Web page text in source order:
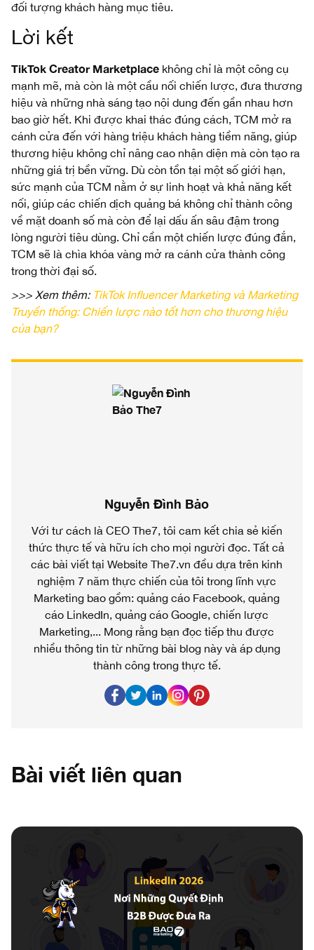
đối tượng khách hàng mục tiêu.
Lời kết
TikTok Creator Marketplace không chỉ là một công cụ
mạnh mẽ, mà còn là một cầu nối chiến lược, đưa thương
hiệu và những nhà sáng tạo nội dung đến gần nhau hơn
bao giờ hết. Khi được khai thác đúng cách, TCM mở ra
cánh cửa đến với hàng triệu khách hàng tiềm năng, giúp
thương hiệu không chỉ nâng cao nhận diện mà còn tạo ra
những giá trị bền vững. Dù còn tồn tại một số giới hạn,
sức mạnh của TCM nằm ở sự linh hoạt và khả năng kết
nối, giúp các chiến dịch quảng bá không chỉ thành công
về mặt doanh số mà còn để lại dấu ấn sâu đậm trong
lòng người tiêu dùng. Chỉ cần một chiến lược đúng đắn,
TCM sẽ là chìa khóa vàng mở ra cánh cửa thành công
trong thời đại số.
>>> Xem thêm: TikTok Influencer Marketing và Marketing
Truyền thống: Chiến lược nào tốt hơn cho thương hiệu
của bạn?
Nguyễn Đình Bảo
Với tư cách là CEO The7, tôi cam kết chia sẻ kiến
thức thực tế và hữu ích cho mọi người đọc. Tất cả
các bài viết tại Website The7.vn đều dựa trên kinh
nghiệm 7 năm thực chiến của tôi trong lĩnh vực
Marketing bao gồm: quảng cáo Facebook, quảng
cáo LinkedIn, quảng cáo Google, chiến lược
Marketing,... Mong rằng bạn đọc tiếp thu được
nhiều thông tin từ những bài blog này và áp dụng
thành công trong thực tế.
Bài viết liên quan